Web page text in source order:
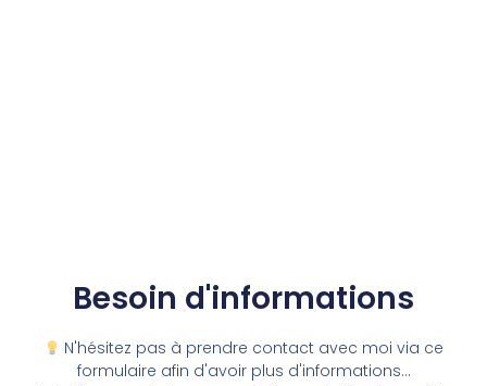
Besoin d'informations
N'hésitez pas à prendre contact avec moi via ce
formulaire afin d'avoir plus d'informations...